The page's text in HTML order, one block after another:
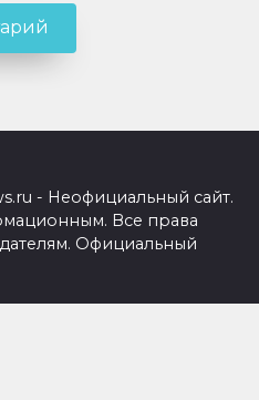
- Неофициальный сайт.
Все права
Официальный